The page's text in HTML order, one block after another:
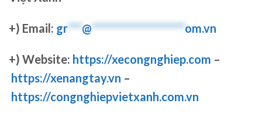
+) Email: gr***@********************om.vn
+) Website: https://xecongnghiep.com –
https://xenangtay.vn –
https://congnghiepvietxanh.com.vn